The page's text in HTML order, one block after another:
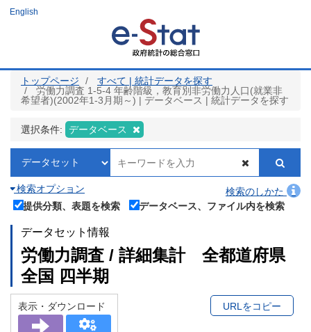
ツ
English
トップページ
すべて | 統計データを探す
労働力調査 1-5-4 年齢階級，教育別非労働力人口(就業非
希望者)(2002年1-3月期～) | データベース | 統計データを探す
選択条件: データベース
検索オプション
検索のしかた
提供分類、表題を検索
データベース、ファイル内を検索
データセット情報
労働力調査 / 詳細集計 全都道府県
全国 四半期
表示・ダウンロード URLをコピー